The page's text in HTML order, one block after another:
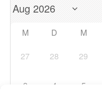
M D M
27 28 29
3 4 5